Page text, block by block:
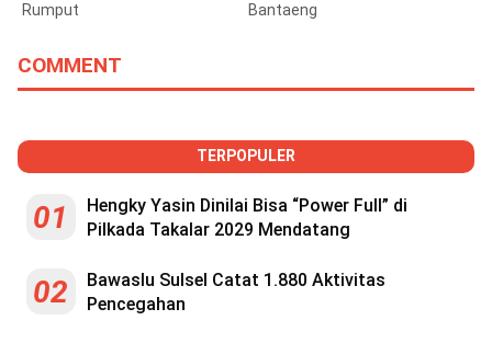
Rumput
Bantaeng
COMMENT
TERPOPULER
01
Hengky Yasin Dinilai Bisa “Power Full” di
Pilkada Takalar 2029 Mendatang
02
Bawaslu Sulsel Catat 1.880 Aktivitas
Pencegahan